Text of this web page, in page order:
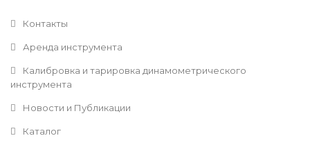
Контакты
Аренда инструмента
Калибровка и тарировка динамометрического
инструмента
Новости и Публикации
Каталог